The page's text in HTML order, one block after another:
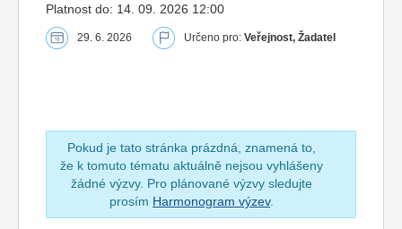
Platnost do: 14. 09. 2026 12:00
29. 6. 2026 Určeno pro: Veřejnost, Žadatel
Pokud je tato stránka prázdná, znamená to,
že k tomuto tématu aktuálně nejsou vyhlášeny
žádné výzvy. Pro plánované výzvy sledujte
prosím Harmonogram výzev.